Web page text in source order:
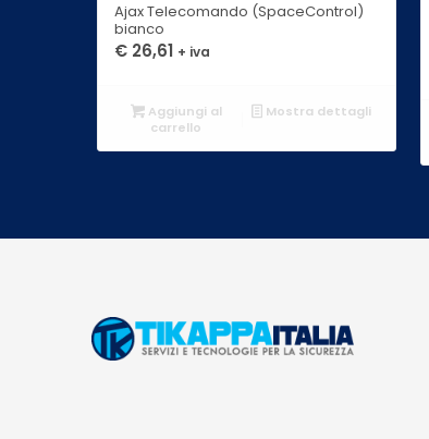
Ajax Telecomando (SpaceControl)
bianco
€26,61 + iva
Aggiungi al
carrello
Mostra dettagli